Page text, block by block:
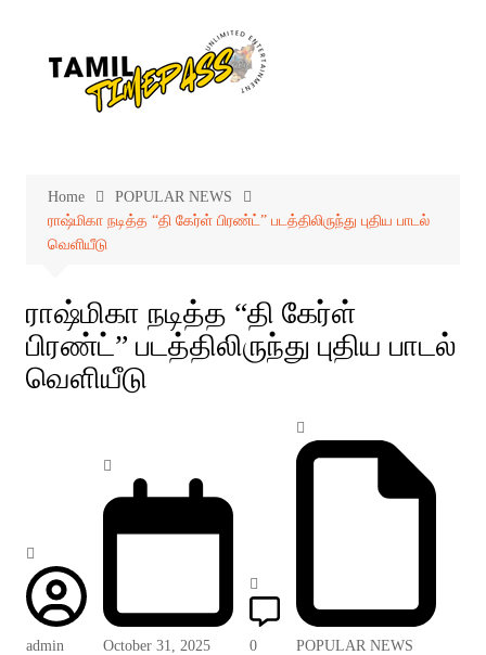
Home
POPULAR NEWS
ராஷ்மிகா நடித்த “தி கேர்ள் பிரண்ட்” படத்திலிருந்து புதிய பாடல்
வெளியீடு
ராஷ்மிகா நடித்த “தி கேர்ள்
பிரண்ட்” படத்திலிருந்து புதிய பாடல்
வெளியீடு
admin October 31, 2025 0 POPULAR NEWS